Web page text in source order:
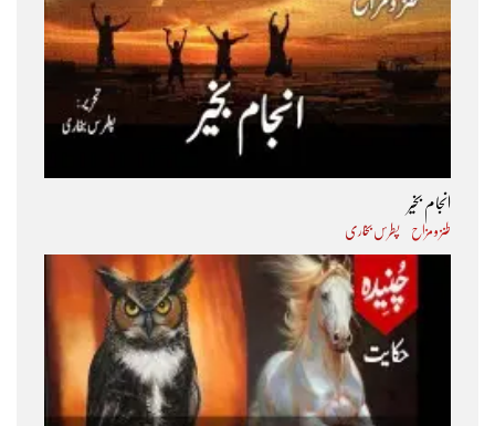
انجام بخیر
طنز و مزاح پطرس بخاری